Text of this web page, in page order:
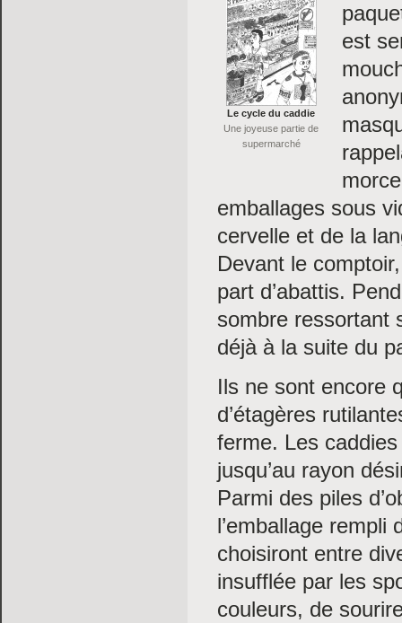
Le cycle du caddie
Une joyeuse partie de
supermarché
est
emballages sous
cervelle et de la
Devant le
part d’abattis.
sombre ressortant
déjà à la suite du
Ils ne sont encore
d’étagères
ferme. Les
jusqu’au rayon
Parmi des piles
l’emballage rempli
choisiront entre
insufflée par les
couleurs, de